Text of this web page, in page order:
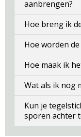
aanbrengen?
Hoe breng ik
Hoe worden
Hoe maak ik
Wat als ik nog
Kun je
sporen achter